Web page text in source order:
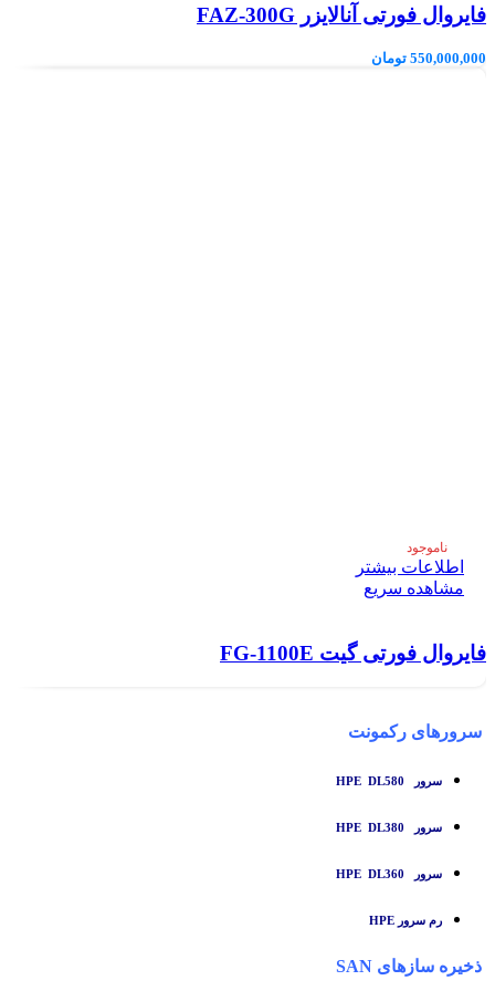
فایروال فورتی آنالایزر FAZ-300G
550,000,000 تومان
ناموجود
اطلاعات بیشتر
مشاهده سریع
فایروال فورتی گیت FG-1100E
سرورهای رکمونت
سرور HPE DL580
سرور HPE DL380
سرور HPE DL360
رم سرور HPE
ذخیره سازهای SAN